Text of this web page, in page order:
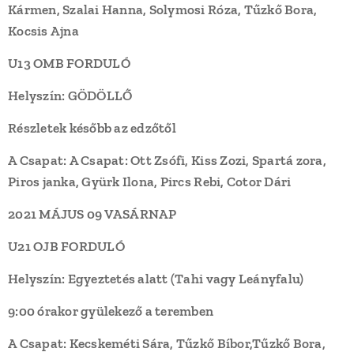
Kármen, Szalai Hanna, Solymosi Róza, Tűzkő Bora,
Kocsis Ajna
U13 OMB FORDULÓ
Helyszín: GÖDÖLLŐ
Részletek később az edzőtől
A Csapat: A Csapat: Ott Zsófi, Kiss Zozi, Spartá zora,
Piros janka, Gyürk Ilona, Pircs Rebi, Cotor Dári
2021 MÁJUS 09 VASÁRNAP
U21 OJB FORDULÓ
Helyszín: Egyeztetés alatt (Tahi vagy Leányfalu)
9:00 órakor gyülekező a teremben
A Csapat: Kecskeméti Sára, Tűzkő Bíbor,Tűzkő Bora,